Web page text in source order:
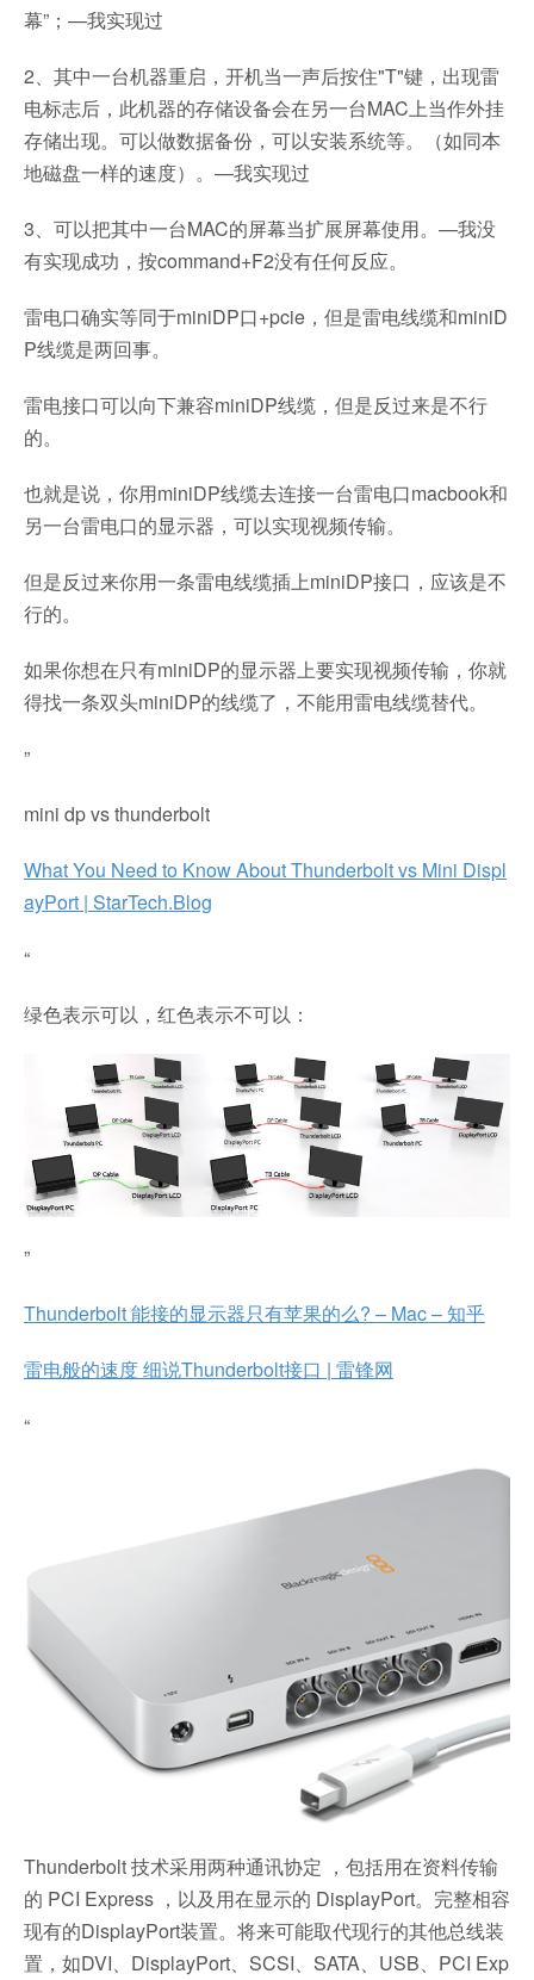
幕”；—我实现过
2、其中一台机器重启，开机当一声后按住"T"键，出现雷
电标志后，此机器的存储设备会在另一台MAC上当作外挂
存储出现。可以做数据备份，可以安装系统等。（如同本
地磁盘一样的速度）。—我实现过
3、可以把其中一台MAC的屏幕当扩展屏幕使用。—我没
有实现成功，按command+F2没有任何反应。
雷电口确实等同于miniDP口+pcie，但是雷电线缆和miniD
P线缆是两回事。
雷电接口可以向下兼容miniDP线缆，但是反过来是不行
的。
也就是说，你用miniDP线缆去连接一台雷电口macbook和
另一台雷电口的显示器，可以实现视频传输。
但是反过来你用一条雷电线缆插上miniDP接口，应该是不
行的。
如果你想在只有miniDP的显示器上要实现视频传输，你就
得找一条双头miniDP的线缆了，不能用雷电线缆替代。
”
mini dp vs thunderbolt
What You Need to Know About Thunderbolt vs Mini Displ
ayPort | StarTech.Blog
“
绿色表示可以，红色表示不可以：
”
Thunderbolt 能接的显示器只有苹果的么? – Mac – 知乎
雷电般的速度 细说Thunderbolt接口 | 雷锋网
“
Thunderbolt 技术采用两种通讯协定 ，包括用在资料传输
的 PCI Express ，以及用在显示的 DisplayPort。完整相容
现有的DisplayPort装置。将来可能取代现行的其他总线装
置，如DVI、DisplayPort、SCSI、SATA、USB、PCI Exp